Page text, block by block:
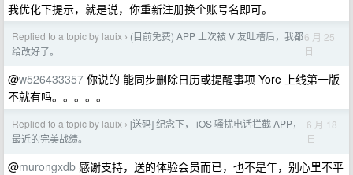
我优化下提示，就是说，你重新注册换个账号名即可。
Replied to a topic by lauix › (目前免费) APP 上次被 V 友吐槽后，我都
给改好了。
6 月 25
日
@w526433357 你说的 能同步删除日历或提醒事项 Yore 上线第一版
不就有吗。。。。。
Replied to a topic by lauix › [送码] 纪念下， iOS 骚扰电话拦截 APP，
最近的完美战绩。
6 月 18
日
@murongxdb 感谢支持，送的体验会员而已，也不是年，别心里不平